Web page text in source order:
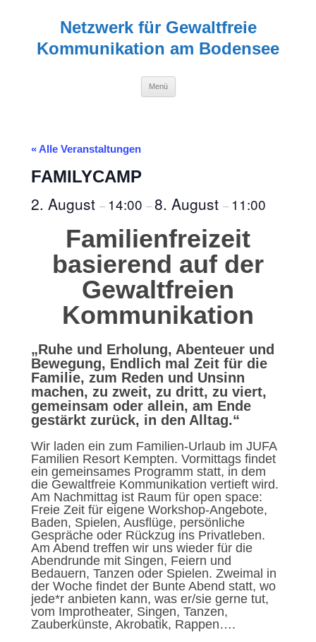
Netzwerk für Gewaltfreie
Kommunikation am Bodensee
Menü
« Alle Veranstaltungen
FAMILYCAMP
2. August – 14:00 –8. August – 11:00
Familienfreizeit
basierend auf der
Gewaltfreien
Kommunikation
„Ruhe und Erholung, Abenteuer und
Bewegung, Endlich mal Zeit für die
Familie, zum Reden und Unsinn
machen, zu zweit, zu dritt, zu viert,
gemeinsam oder allein, am Ende
gestärkt zurück, in den Alltag.“
Wir laden ein zum Familien-Urlaub im JUFA
Familien Resort Kempten. Vormittags findet
ein gemeinsames Programm statt, in dem
die Gewaltfreie Kommunikation vertieft wird.
Am Nachmittag ist Raum für open space:
Freie Zeit für eigene Workshop-Angebote,
Baden, Spielen, Ausflüge, persönliche
Gespräche oder Rückzug ins Privatleben.
Am Abend treffen wir uns wieder für die
Abendrunde mit Singen, Feiern und
Bedauern, Tanzen oder Spielen. Zweimal in
der Woche findet der Bunte Abend statt, wo
jede*r anbieten kann, was er/sie gerne tut,
vom Improtheater, Singen, Tanzen,
Zauberkünste, Akrobatik, Rappen….